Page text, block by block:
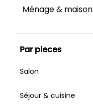
Ménage & maison
par pieces
Salon
Séjour & cuisine